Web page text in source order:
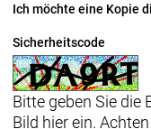
Ich möchte eine Kopie
Sicherheitscode
Bitte geben Sie die
Bild hier ein.